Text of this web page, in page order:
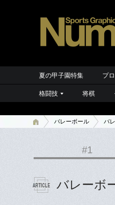
夏の甲子園特集 プ
格闘技 将棋
バレーボール バ
#1
バレーボ